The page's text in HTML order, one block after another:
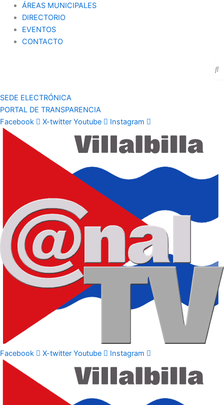
ÁREAS MUNICIPALES
DIRECTORIO
EVENTOS
CONTACTO
SEDE ELECTRÓNICA
PORTAL DE TRANSPARENCIA
Facebook
X-twitter Youtube Instagram
Facebook X-twitter Youtube Instagram